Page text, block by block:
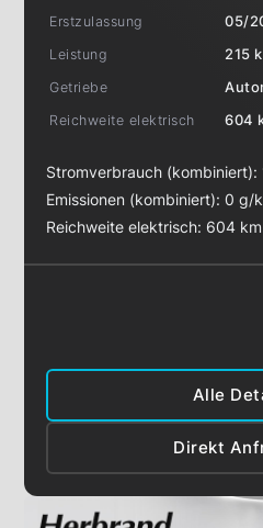
Erstzulassung
05/
Leistung
215
Getriebe
Reichweite elektrisch
604
Stromverbrauch (kombiniert):
Emissionen (kombiniert):0 g/
Reichweite elektrisch: 604 km
Alle
Direkt